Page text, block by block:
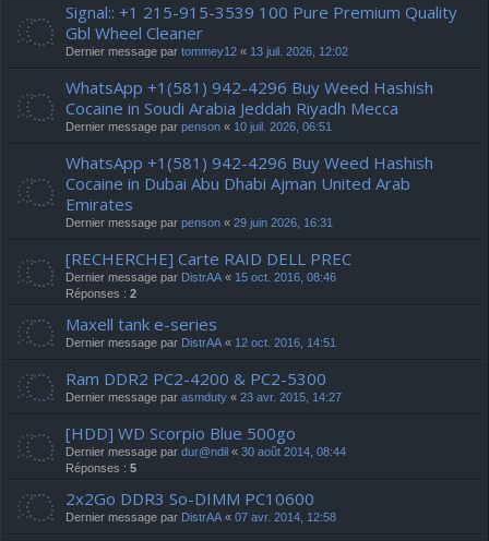
Signal:: +1 215-915-3539 100 Pure Premium Quality
Gbl Wheel Cleaner
Dernier message par tommey12 « 13 juil. 2026, 12:02
WhatsApp +1(581) 942-4296 Buy Weed Hashish
Cocaine in Soudi Arabia Jeddah Riyadh Mecca
Dernier message par penson « 10 juil. 2026, 06:51
WhatsApp +1(581) 942-4296 Buy Weed Hashish
Cocaine in Dubai Abu Dhabi Ajman United Arab
Emirates
Dernier message par penson « 29 juin 2026, 16:31
[RECHERCHE] Carte RAID DELL PREC
Dernier message par DistrAA « 15 oct. 2016, 08:46
Réponses : 2
Maxell tank e-series
Dernier message par DistrAA « 12 oct. 2016, 14:51
Ram DDR2 PC2-4200 & PC2-5300
Dernier message par asmduty « 23 avr. 2015, 14:27
[HDD] WD Scorpio Blue 500go
Dernier message par dur@ndil « 30 août 2014, 08:44
Réponses : 5
2x2Go DDR3 So-DIMM PC10600
Dernier message par DistrAA « 07 avr. 2014, 12:58